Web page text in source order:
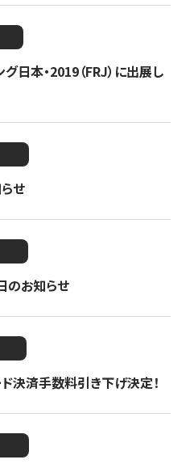
グ日本・2019（FRJ）に出展し
せ
のお知らせ
決済手数料引き下げ決定！